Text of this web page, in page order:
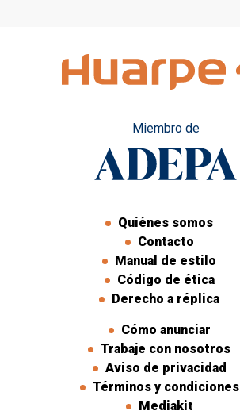
Miembro de
Quiénes somos
Contacto
Manual de estilo
Código de ética
Derecho a réplica
Cómo anunciar
Trabaje con nosotros
Aviso de privacidad
Términos y condiciones
Mediakit